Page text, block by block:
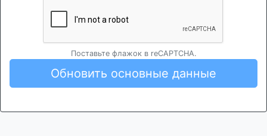
Поставьте флажок в reCAPTCHA.
Обновить основные данные